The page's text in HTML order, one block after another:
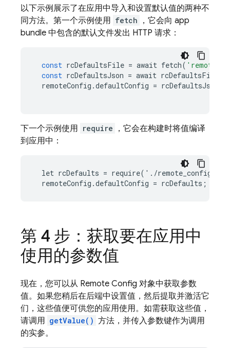
以下示例展示了在应用中导入和设置默认值的两种不
同方法。第一个示例使用 fetch
，它会向 app
bundle 中包含的默认文件发出 HTTP 请求：
const rcDefaultsFile = await fetch(
const rcDefaultsJson = await rcDefaultsFile
remoteConfig .defaultConfig = rcDefaultsJson
下一个示例使用 require
，它会在构建时将值编译
到应用中：
let rcDefaults = require('./
  remoteConfig.defaultConfig = rcDefaults;
第 4 步：获取要在应用中
使用的参数值
现在，您可以从 Remote Config 对象中获取参数
值。如果您稍后在后端中设置值，然后提取并激活它
们，这些值便可供您的应用使用。如需获取这些值，
请调用 getValue() 方法，并传入参数键作为调用
的实参。